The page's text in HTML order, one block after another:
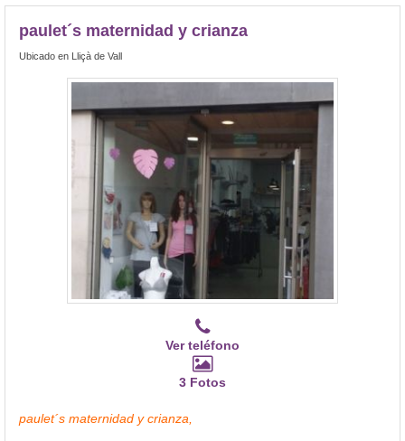
paulet´s maternidad y crianza
Ubicado en Lliçà de Vall
Ver teléfono
3 Fotos
paulet´s maternidad y crianza,